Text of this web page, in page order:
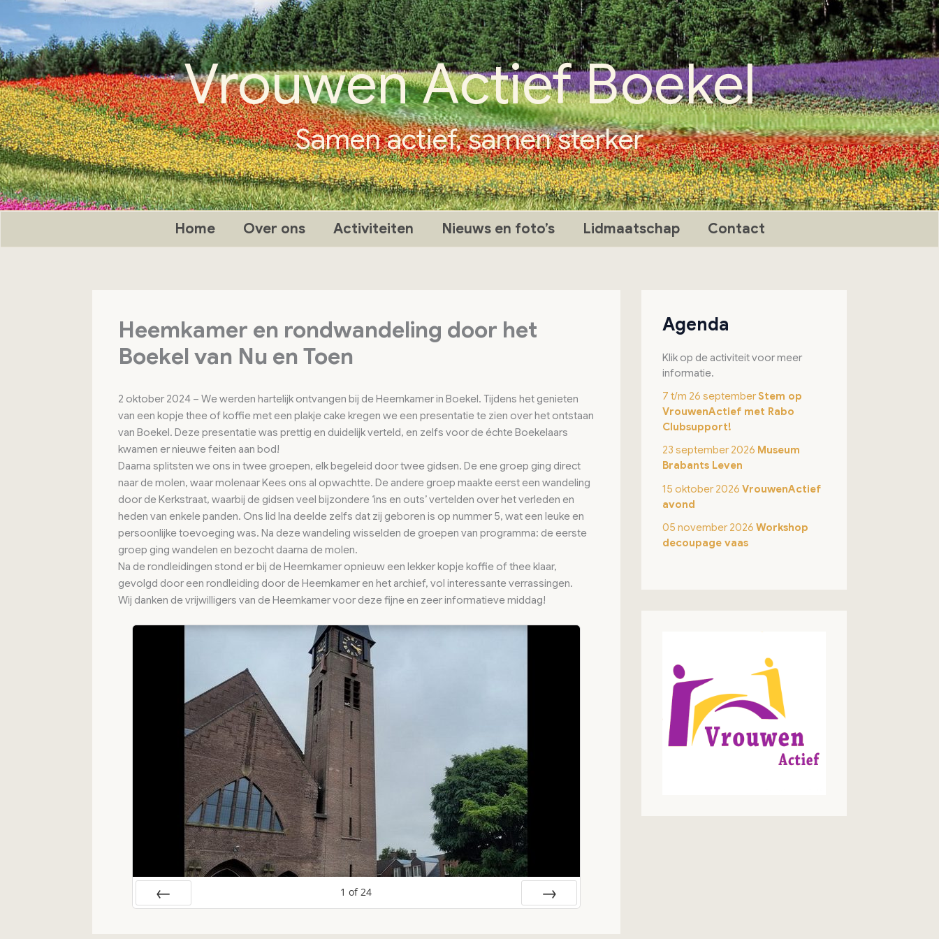
naar
de
inhoud
Vrouwen Actief Boekel
Samen actief, samen sterker
Home Over ons Activiteiten Nieuws en foto’s Lidmaatschap Contact
Heemkamer en rondwandeling door het
Boekel van Nu en Toen
2 oktober 2024 – We werden hartelijk ontvangen bij de Heemkamer in Boekel. Tijdens het genieten
van een kopje thee of koffie met een plakje cake kregen we een presentatie te zien over het ontstaan
van Boekel. Deze presentatie was prettig en duidelijk verteld, en zelfs voor de échte Boekelaars
kwamen er nieuwe feiten aan bod!
Daarna splitsten we ons in twee groepen, elk begeleid door twee gidsen. De ene groep ging direct
naar de molen, waar molenaar Kees ons al opwachtte. De andere groep maakte eerst een wandeling
door de Kerkstraat, waarbij de gidsen veel bijzondere ‘ins en outs’ vertelden over het verleden en
heden van enkele panden. Ons lid Ina deelde zelfs dat zij geboren is op nummer 5, wat een leuke en
persoonlijke toevoeging was. Na deze wandeling wisselden de groepen van programma: de eerste
groep ging wandelen en bezocht daarna de molen.
Na de rondleidingen stond er bij de Heemkamer opnieuw een lekker kopje koffie of thee klaar,
gevolgd door een rondleiding door de Heemkamer en het archief, vol interessante verrassingen.
Wij danken de vrijwilligers van de Heemkamer voor deze fijne en zeer informatieve middag!
1 of 24
Agenda
Klik op de activiteit voor meer
informatie.
7 t/m 26 septemberStem op
VrouwenActief met Rabo
Clubsupport!
23 september 2026 Museum
Brabants Leven
15 oktober 2026VrouwenActief
avond
05 november 2026Workshop
decoupage vaas